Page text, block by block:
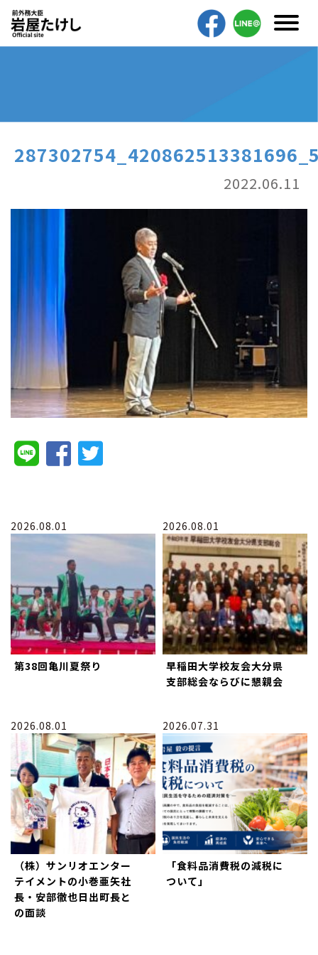
2022.06.11
2026.08.01
第38回亀川夏祭り
2026.08.01
早稲田大学校友会大分県
支部総会ならびに懇親会
2026.08.01
（株）サンリオエンター
テイメントの小巻亜矢社
長・安部徹也日出町長と
の面談
2026.07.31
「食料品消費税の減税に
ついて」